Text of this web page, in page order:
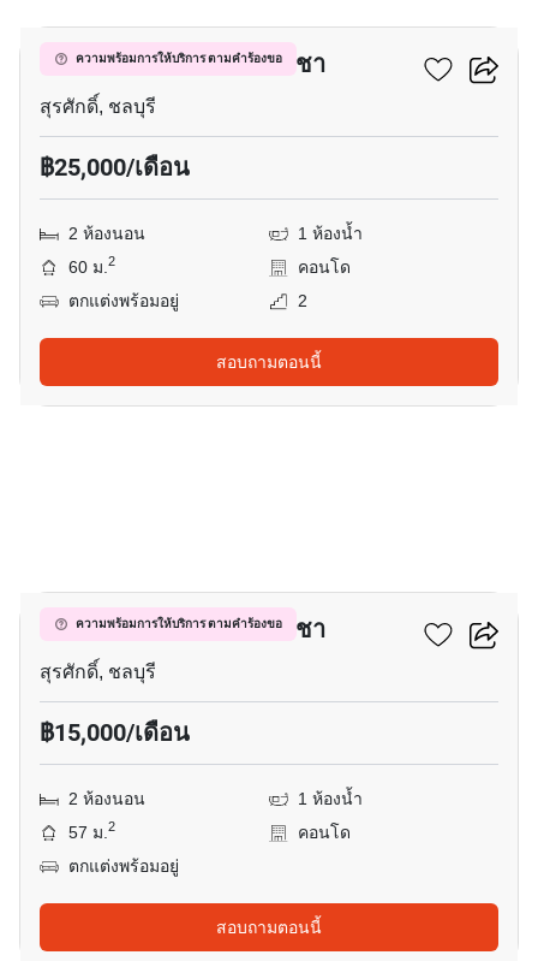
ความพร้อมการให้บริการ ตามคำร้องขอ
สเตเซีย เรสซิเดนซ์ ศรีราชา
สุรศักดิ์, ชลบุรี
฿25,000/เดือน
2 ห้องนอน
1 ห้องน้ำ
60 ม.2
คอนโด
ตกแต่งพร้อมอยู่
2
สอบถามตอนนี้
ความพร้อมการให้บริการ ตามคำร้องขอ
สเตเซีย เรสซิเดนซ์ ศรีราชา
สุรศักดิ์, ชลบุรี
฿15,000/เดือน
2 ห้องนอน
1 ห้องน้ำ
57 ม.2
คอนโด
ตกแต่งพร้อมอยู่
สอบถามตอนนี้